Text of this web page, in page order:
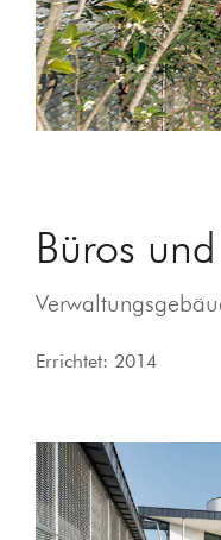
Büros
Errichtet: 2014